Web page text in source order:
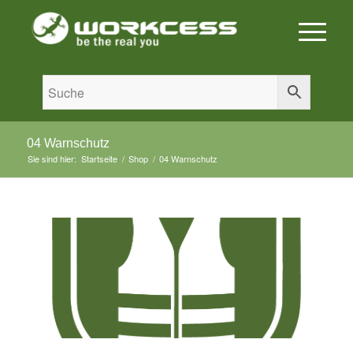
04 Warnschutz
Sie sind hier: Startseite / Shop / 04 Warnschutz